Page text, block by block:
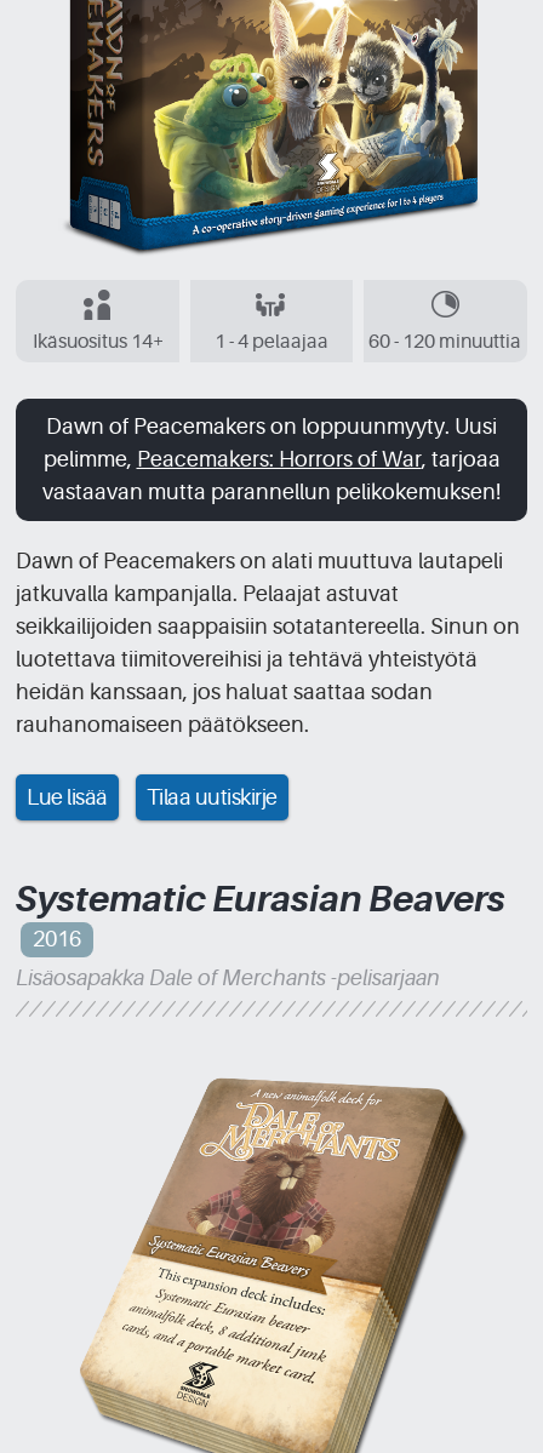
Ikäsuositus 14+ 1 - 4 pelaajaa 60 - 120 minuuttia
Dawn of Peacemakers on loppuunmyyty. Uusi
pelimme, Peacemakers: Horrors of War, tarjoaa
vastaavan mutta parannellun pelikokemuksen!
Dawn of Peacemakers on alati muuttuva lautapeli
jatkuvalla kampanjalla. Pelaajat astuvat
seikkailijoiden saappaisiin sotatantereella. Sinun on
luotettava tiimitovereihisi ja tehtävä yhteistyötä
heidän kanssaan, jos haluat saattaa sodan
rauhanomaiseen päätökseen.
Lue lisää Tilaa uutiskirje
Systematic Eurasian Beavers
2016
Lisäosapakka Dale of Merchants -pelisarjaan